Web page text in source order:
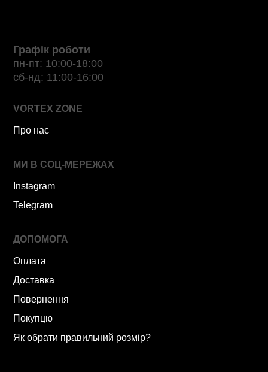
Графік роботи
пн-пт: 10:00-18:00
сб-нд: 11:00-16:00
VORTEX ZONE
Про нас
МИ В СОЦ-МЕРЕЖАХ
Instagram
Telegram
ДОПОМОГА
Оплата
Доставка
Повернення
Покупцю
Як обрати правильний розмір?